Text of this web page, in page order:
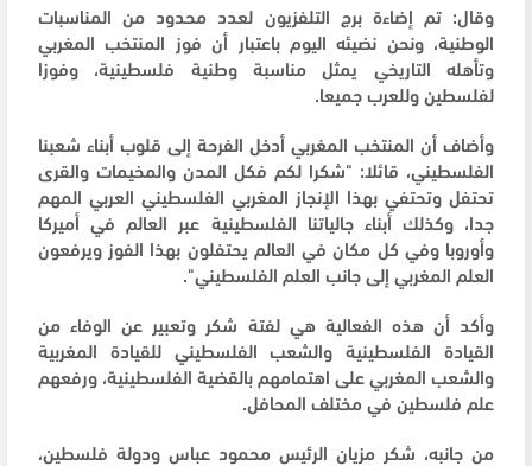
وقال: تم إضاءة برج التلفزيون لعدد محدود من المناسبات
الوطنية، ونحن نضيئه اليوم باعتبار أن فوز المنتخب المغربي
وتأهله التاريخي يمثل مناسبة وطنية فلسطينية، وفوزا
لفلسطين وللعرب جميعا.
وأضاف أن المنتخب المغربي أدخل الفرحة إلى قلوب أبناء شعبنا
الفلسطيني، قائلا: "شكرا لكم فكل المدن والمخيمات والقرى
تحتفل وتحتفي بهذا الإنجاز المغربي الفلسطيني العربي المهم
جدا، وكذلك أبناء جالياتنا الفلسطينية عبر العالم في أميركا
وأوروبا وفي كل مكان في العالم يحتفلون بهذا الفوز ويرفعون
العلم المغربي إلى جانب العلم الفلسطيني".
وأكد أن هذه الفعالية هي لفتة شكر وتعبير عن الوفاء من
القيادة الفلسطينية والشعب الفلسطيني للقيادة المغربية
والشعب المغربي على اهتمامهم بالقضية الفلسطينية، ورفعهم
علم فلسطين في مختلف المحافل.
من جانبه، شكر مزيان الرئيس محمود عباس ودولة فلسطين،